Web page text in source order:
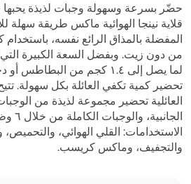
حضّر بسرعة وسهولة وجبات لذيذة يحبها
قلاية نينجا الهوائية ماكس طريقة سهلة
المفضلة بالمذاق الرائع نفسه،
تحضير كمية تكفي العائلة بكل سهولة. تتيح
العائلية تحضير مجموعة لذيذة من
الاستخدامات: القلي الهوائي، والتحميص،
والتجفيف، وماكس كريسب.